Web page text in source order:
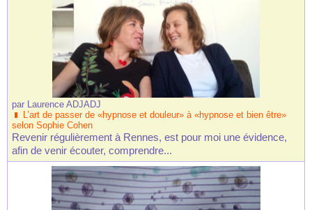
par Laurence ADJADJ
L’art de passer de «hypnose et douleur» à «hypnose et bien être»
selon Sophie Cohen
Revenir régulièrement à Rennes, est pour moi une évidence,
afin de venir écouter, comprendre...